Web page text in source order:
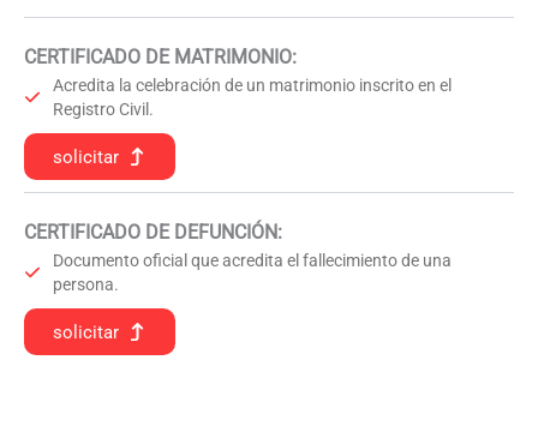
CERTIFICADO DE MATRIMONIO:
Acredita la celebración de un matrimonio inscrito en el
Registro Civil.
solicitar
CERTIFICADO DE DEFUNCIÓN:
Documento oficial que acredita el fallecimiento de una
persona.
solicitar